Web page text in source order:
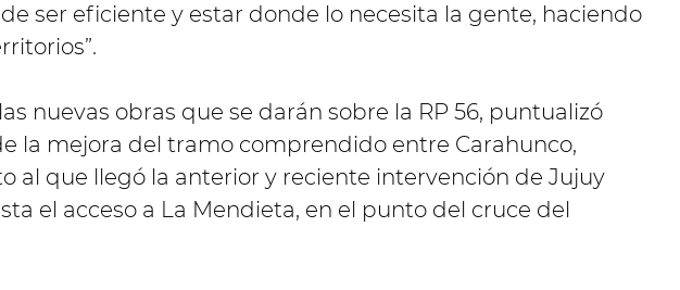
ser eficiente y estar donde lo necesita la gente, haciendo
nuevas obras que se darán sobre la RP 56, puntualizó
la mejora del tramo comprendido entre Carahunco,
al que llegó la anterior y reciente intervención de Jujuy
el acceso a La Mendieta, en el punto del cruce del